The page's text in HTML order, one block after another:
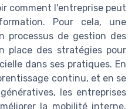
comment l'entreprise peut
Pour cela, une
processus de gestion des
place des stratégies pour
dans ses pratiques. En
continu, et en se
les entreprises
la mobilité interne,